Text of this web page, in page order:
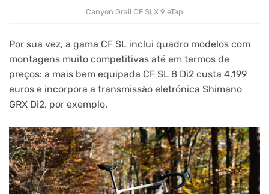
Canyon Grail CF SLX 9 eTap
Por sua vez, a gama CF SL inclui quadro modelos com
montagens muito competitivas até em termos de
preços: a mais bem equipada CF SL 8 Di2 custa 4.199
euros e incorpora a transmissão eletrónica Shimano
GRX Di2, por exemplo.